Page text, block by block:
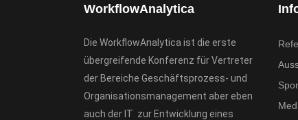
WorkflowAnalytica
Die WorkflowAnalytica ist die erste
übergreifende Konferenz für Vertreter
der Bereiche Geschäftsprozess- und
Organisationsmanagement aber eben
auch der IT zur Entwicklung eines